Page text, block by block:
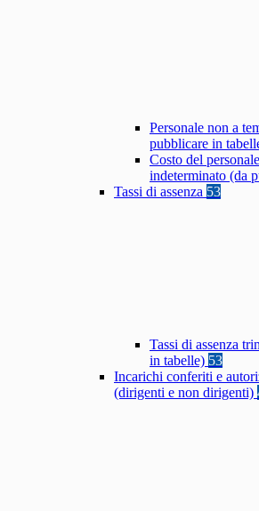
Personale non a
pubblicare in
Costo del
indeterminato (da
Tassi di assenza 53
Tassi di assenza
in tabelle) 53
Incarichi conferiti e
(dirigenti e non dirigenti)